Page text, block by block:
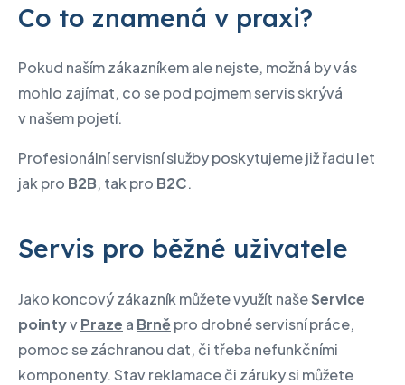
Co to znamená v praxi?
Pokud naším zákazníkem ale nejste, možná by vás
mohlo zajímat, co se pod pojmem servis skrývá
v našem pojetí.
Profesionální servisní služby poskytujeme již řadu let
jak pro B2B, tak pro B2C.
Servis pro běžné uživatele
Jako koncový zákazník můžete využít našeService
pointyvPraze a Brněpro drobné servisní práce,
pomoc se záchranou dat, či třeba nefunkčními
komponenty. Stav reklamace či záruky si můžete